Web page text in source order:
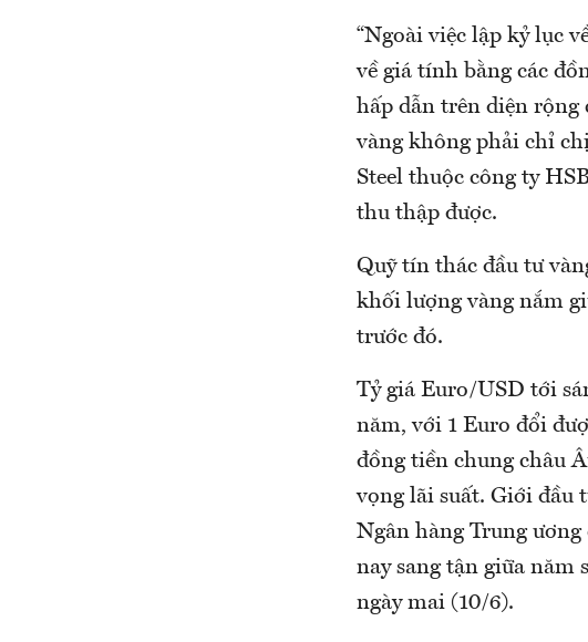
“Ngoài việc lập kỷ lục
về giá tính bằng các
hấp dẫn trên diện rộng
vàng không phải chỉ
Steel thuộc công ty
thu thập được.
Quỹ tín thác đầu tư
khối lượng vàng nắm
trước đó.
Tỷ giá Euro/USD tới
năm, với 1 Euro đổi
đồng tiền chung châu
vọng lãi suất. Giới đầu
Ngân hàng Trung
nay sang tận giữa năm
ngày mai (10/6).